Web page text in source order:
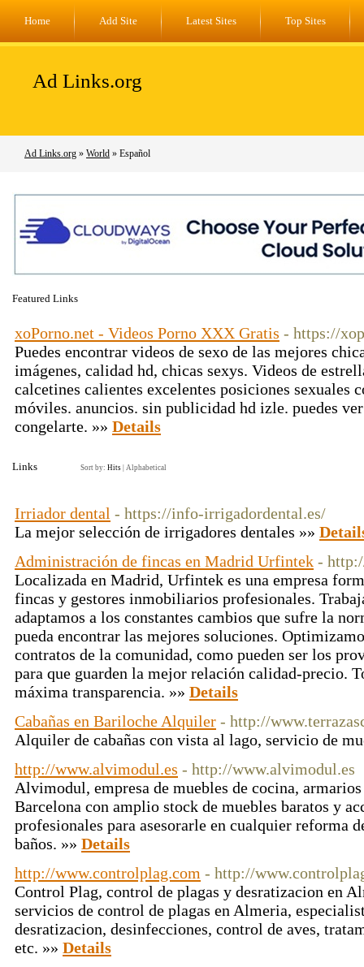
Home Add Site Latest Sites Top Sites
Ad Links.org
Ad Links.org » World » Español
Featured Links
xoPorno.net - Videos Porno XXX Gratis - https://
Puedes encontrar videos de sexo de las mejores
imágenes, calidad hd, chicas sexys. Videos de
calcetines calientes excelentes posiciones sexuales
móviles. anuncios. sin publicidad hd izle. puedes
congelarte. »» Details
Links Sort by: Hits Alphabetical
Irriador dental - https://info-irrigadordental.es/
La mejor selección de irrigadores dentales »»
Administración de fincas en Madrid Urfintek -
Localizada en Madrid, Urfintek es una empresa
fincas y gestores inmobiliarios profesionales.
adaptamos a los constantes cambios que sufre la
pueda encontrar las mejores soluciones.
contratos de la comunidad, como pueden ser los
para que guarden la mejor relación calidad-precio.
máxima transparencia. »» Details
Cabañas en Bariloche Alquiler - http://
Alquiler de cabañas con vista al lago, servicio de
http://www.alvimodul.es - http://www.alvimodul.es
Alvimodul, empresa de muebles de cocina,
Barcelona con amplio stock de muebles baratos y
profesionales para asesorarle en cualquier reforma
baños. »» Details
http://www.controlplag.com - http://
Control Plag, control de plagas y desratizacion en
servicios de control de plagas en Almeria,
desratizacion, desinfecciones, control de aves,
etc. »» Details